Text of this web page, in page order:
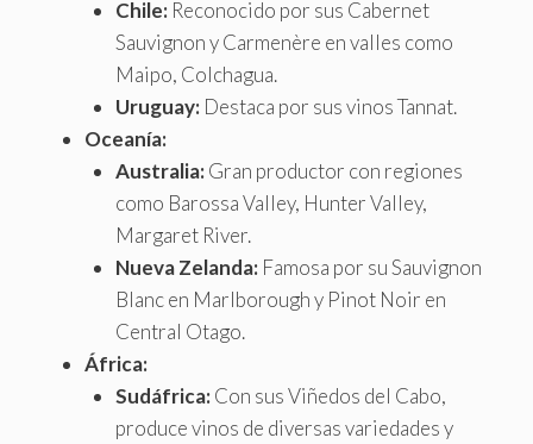
Chile:Reconocido por sus Cabernet
Sauvignon y Carmenère en valles como
Maipo, Colchagua.
Uruguay:Destaca por sus vinos Tannat.
Oceanía:
Australia:Gran productor con regiones
como Barossa Valley, Hunter Valley,
Margaret River.
Nueva Zelanda:Famosa por su Sauvignon
Blanc en Marlborough y Pinot Noir en
Central Otago.
África:
Sudáfrica:Con sus Viñedos del Cabo,
produce vinos de diversas variedades y